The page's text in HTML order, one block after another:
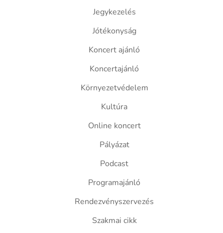
Jegykezelés
Jótékonyság
Koncert ajánló
Koncertajánló
Környezetvédelem
Kultúra
Online koncert
Pályázat
Podcast
Programajánló
Rendezvényszervezés
Szakmai cikk